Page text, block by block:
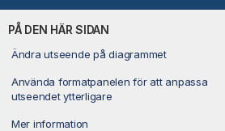
PÅ DEN HÄR SIDAN
Ändra utseende på diagrammet
Använda formatpanelen för att anpassa
utseendet ytterligare
Mer information